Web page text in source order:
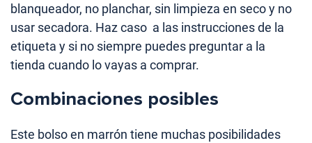
blanqueador, no planchar, sin limpieza en seco y no
usar secadora. Haz caso a las instrucciones de la
etiqueta y si no siempre puedes preguntar a la
tienda cuando lo vayas a comprar.
Combinaciones posibles
Este bolso en marrón tiene muchas posibilidades